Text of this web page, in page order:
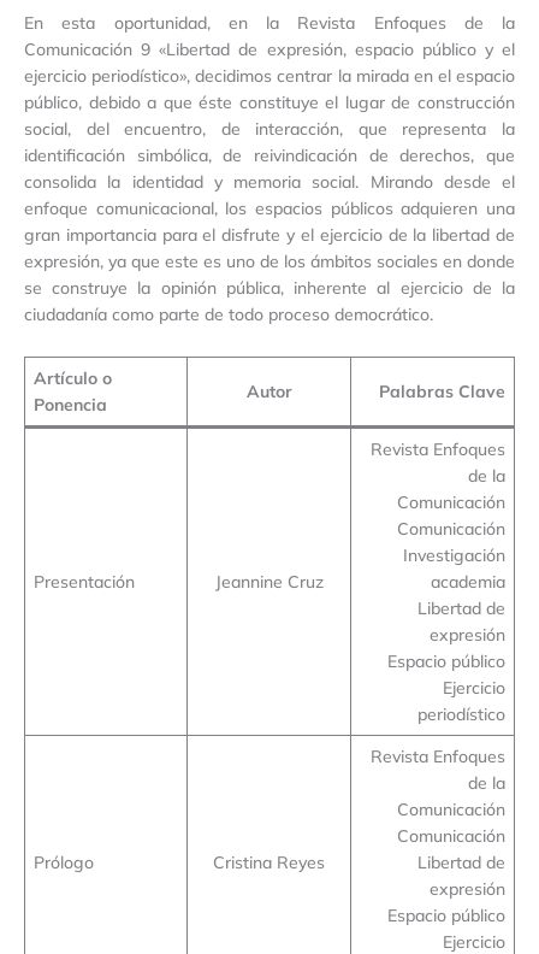
En esta oportunidad, en la Revista Enfoques de la
Comunicación 9 «Libertad de expresión, espacio público y el
ejercicio periodístico», decidimos centrar la mirada en el espacio
público, debido a que éste constituye el lugar de construcción
social, del encuentro, de interacción, que representa la
identificación simbólica, de reivindicación de derechos, que
consolida la identidad y memoria social. Mirando desde el
enfoque comunicacional, los espacios públicos adquieren una
gran importancia para el disfrute y el ejercicio de la libertad de
expresión, ya que este es uno de los ámbitos sociales en donde
se construye la opinión pública, inherente al ejercicio de la
ciudadanía como parte de todo proceso democrático.
Artículo o
Ponencia
Autor Palabras Clave
Presentación Jeannine Cruz
Revista Enfoques
de la
Comunicación
Comunicación
Investigación
academia
Libertad de
expresión
Espacio público
Ejercicio
periodístico
Prólogo Cristina Reyes
Revista Enfoques
de la
Comunicación
Comunicación
Libertad de
expresión
Espacio público
Ejercicio